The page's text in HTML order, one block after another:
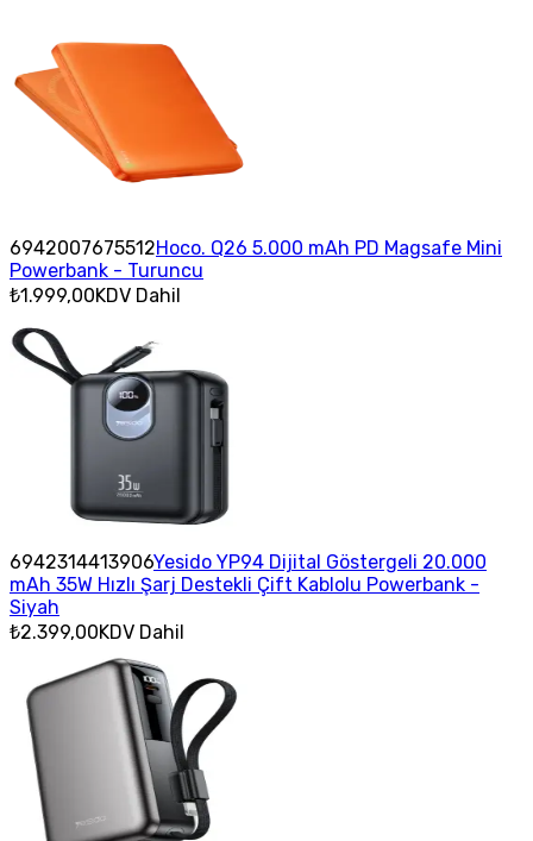
6942007675512Hoco. Q26 5.000 mAh PD Magsafe Mini
Powerbank - Turuncu
₺1.999,00KDV Dahil
6942314413906Yesido YP94 Dijital Göstergeli 20.000
mAh 35W Hızlı Şarj Destekli Çift Kablolu Powerbank -
Siyah
₺2.399,00KDV Dahil